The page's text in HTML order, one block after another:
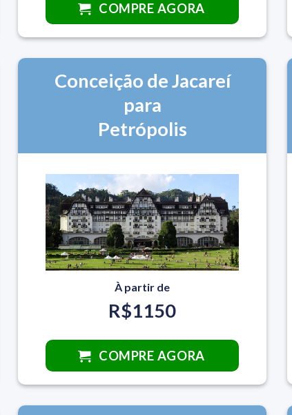
COMPRE AGORA
Conceição de Jacareí
para
Petrópolis
À partir de
R$1150
COMPRE AGORA